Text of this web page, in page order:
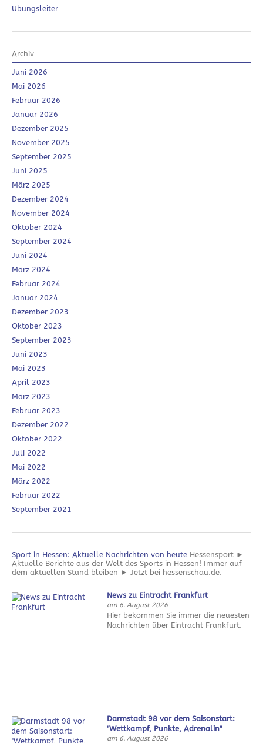
Übungsleiter
Archiv
Juni 2026
Mai 2026
Februar 2026
Januar 2026
Dezember 2025
November 2025
September 2025
Juni 2025
März 2025
Dezember 2024
November 2024
Oktober 2024
September 2024
Juni 2024
März 2024
Februar 2024
Januar 2024
Dezember 2023
Oktober 2023
September 2023
Juni 2023
Mai 2023
April 2023
März 2023
Februar 2023
Dezember 2022
Oktober 2022
Juli 2022
Mai 2022
März 2022
Februar 2022
September 2021
Sport in Hessen: Aktuelle Nachrichten von heute Hessensport ►
Aktuelle Berichte aus der Welt des Sports in Hessen! Immer auf
dem aktuellen Stand bleiben ► Jetzt bei hessenschau.de.
News zu Eintracht Frankfurt
am 6. August 2026
Hier bekommen Sie immer die neuesten
Nachrichten über Eintracht Frankfurt.
Darmstadt 98 vor dem Saisonstart:
"Wettkampf, Punkte, Adrenalin"
am 6. August 2026